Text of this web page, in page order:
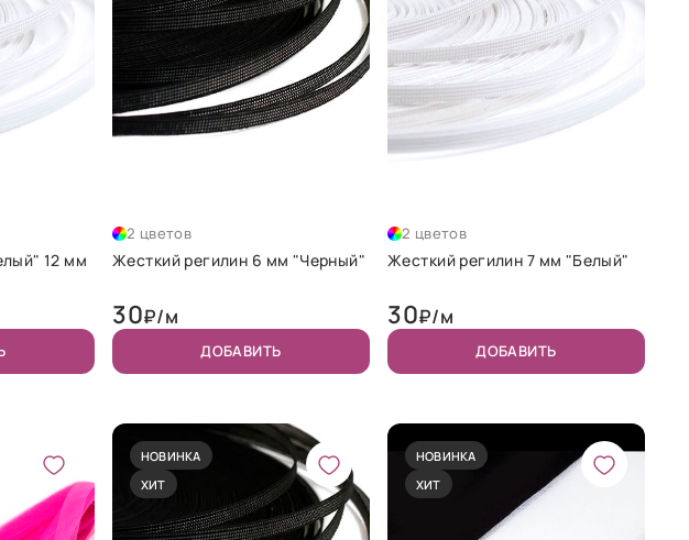
12 мм
2 цветов
Жесткий регилин 6 мм "Черный"
30₽/м
ДОБАВИТЬ
2 цветов
Жесткий регилин 7 мм "Белый"
30₽/м
ДОБАВИТЬ
НОВИНКА
ХИТ
НОВИНКА
ХИТ